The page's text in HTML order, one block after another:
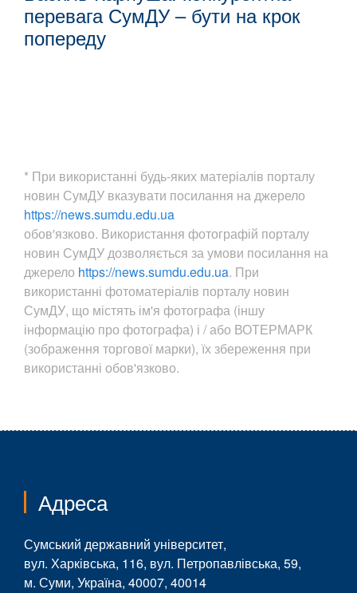
перевага СумДУ – бути на крок
попереду
* При використанні будь-яких матеріалів порталу
новин СумДУ вказувати посилання на джерело
https://news.sumdu.edu.ua
обов'язково. Використання фотографій порталу
новин СумДУ дозволяється за умови посилання на
джерело https://news.sumdu.edu.ua. При
використанні фотоматеріалів порталу новин
СумДУ, що містять ім'я фотографа (іншу
інформацію про фотографа) і / або ВОТЕРМАРК
(зображення торгової марки), їх збереження при
використанні обов'язково.
Адреса
Сумський державний університет,
вул. Харківська, 116, вул. Петропавлівська, 59,
м. Суми, Україна, 40007, 40014